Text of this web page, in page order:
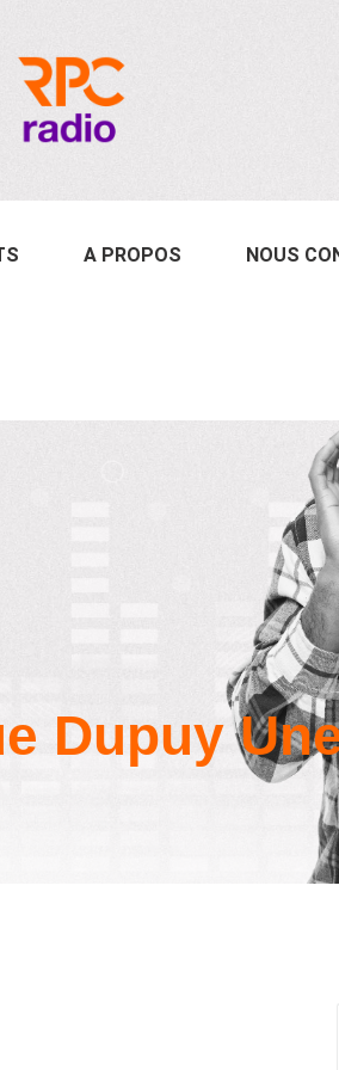
A PROPOS NOUS
Dupuy